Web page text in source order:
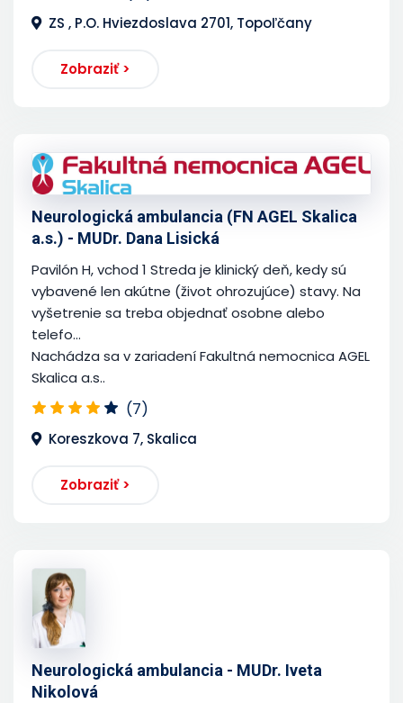
ZS , P.O. Hviezdoslava 2701, Topoľčany
Zobraziť >
Neurologická ambulancia (FN AGEL Skalica
a.s.) - MUDr. Dana Lisická
Pavilón H, vchod 1 Streda je klinický deň, kedy sú
vybavené len akútne (život ohrozujúce) stavy. Na
vyšetrenie sa treba objednať osobne alebo
telefo...
Nachádza sa v zariadení Fakultná nemocnica AGEL
Skalica a.s..
(7)
Koreszkova 7, Skalica
Zobraziť >
Neurologická ambulancia - MUDr. Iveta
Nikolová